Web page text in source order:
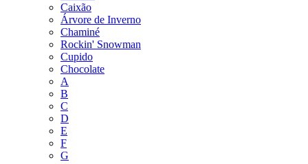
Caixão
Árvore de Inverno
Chaminé
Rockin' Snowman
Cupido
Chocolate
A
B
C
D
E
F
G